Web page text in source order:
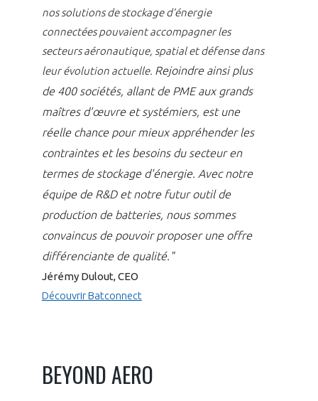
nos solutions de stockage d’énergie
connectées pouvaient accompagner les
secteurs aéronautique, spatial et défense dans
leur évolution actuelle. Rejoindre ainsi plus
de 400 sociétés, allant de PME aux grands
maîtres d’œuvre et systémiers, est une
réelle chance pour mieux appréhender les
contraintes et les besoins du secteur en
termes de stockage d'énergie. Avec notre
équipe de R&D et notre futur outil de
production de batteries, nous sommes
convaincus de pouvoir proposer une offre
différenciante de qualité."
Jérémy Dulout, CEO
Découvrir Batconnect
BEYOND AERO